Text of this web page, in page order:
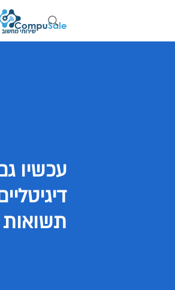
עכשיו
תשואות